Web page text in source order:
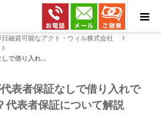
融資可能なアクト・ウィル株式会社
で借り入れ...
表者保証なしで借り入れで
代表者保証について解説